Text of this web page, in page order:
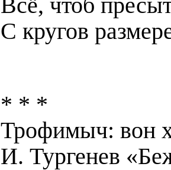
С кругов
* * *
Трофимыч: вон
И. Тургенев